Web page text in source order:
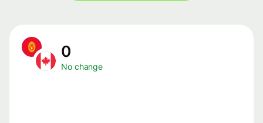
0
No change